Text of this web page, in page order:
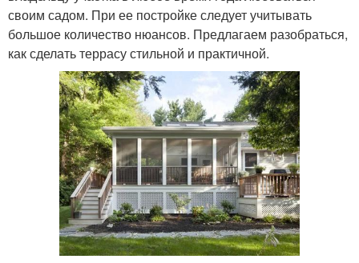
своим садом. При ее постройке следует учитывать
большое количество нюансов. Предлагаем разобраться,
как сделать террасу стильной и практичной.